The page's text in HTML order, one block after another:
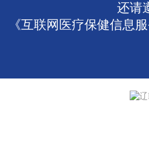
还请
《互联网医疗保健信息
辽